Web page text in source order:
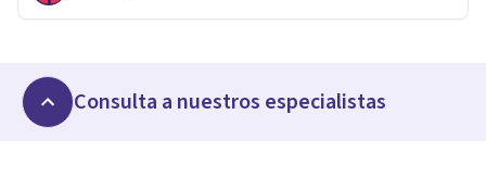
Consulta a nuestros especialistas